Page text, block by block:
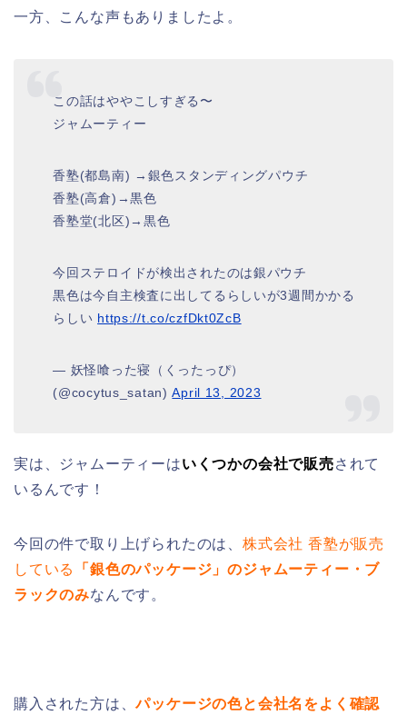
一方、こんな声もありましたよ。
この話はややこしすぎる〜
ジャムーティー
香塾(都島南) →銀色スタンディングパウチ
香塾(高倉)→黒色
香塾堂(北区)→黒色
今回ステロイドが検出されたのは銀パウチ
黒色は今自主検査に出してるらしいが3週間かかる
らしい https://t.co/czfDkt0ZcB
— 妖怪喰った寝（くったっぴ）
(@cocytus_satan)April 13, 2023
実は、ジャムーティーはいくつかの会社で販売されて
いるんです！
今回の件で取り上げられたのは、株式会社 香塾が販売
している
「銀色のパッケージ」のジャムーティー・ブ
ラックのみなんです。
購入された方は、パッケージの色と会社名をよく確認